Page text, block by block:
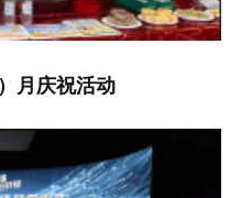
月庆祝活动